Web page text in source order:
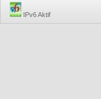
IPv6 Aktif